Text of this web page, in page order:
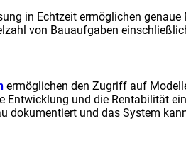
in Echtzeit ermöglichen
von Bauaufgaben
ermöglichen den Zugriff auf
Entwicklung und die Rentabilität
dokumentiert und das System